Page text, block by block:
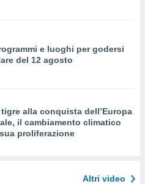
e luoghi per godersi
del 12 agosto
tigre alla conquista dell’Europa
il cambiamento climatico
proliferazione
Altri video